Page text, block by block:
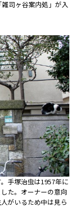
司ヶ谷案内処」が入
手塚治虫は1957年に
た。オーナーの意向
がいるため中は見ら